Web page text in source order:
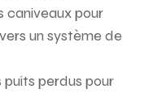
caniveaux pour
un système de
puits perdus pour